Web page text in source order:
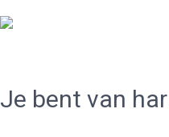
Je bent van